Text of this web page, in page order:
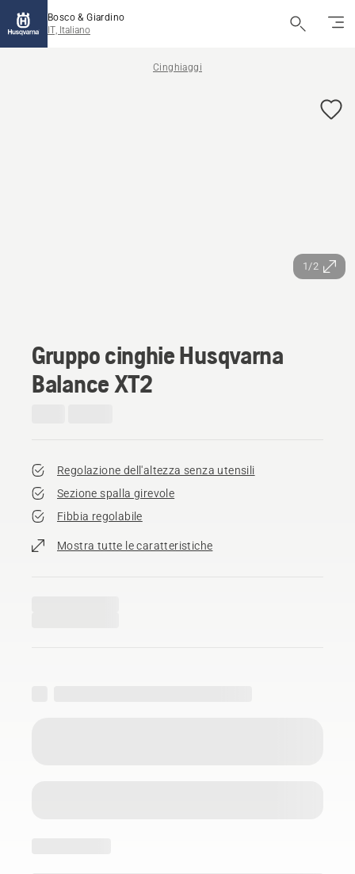
Bosco & Giardino
IT, Italiano
Cinghiaggi
1/2
Gruppo cinghie Husqvarna
Balance XT2
Regolazione dell'altezza senza utensili
Sezione spalla girevole
Fibbia regolabile
Mostra tutte le caratteristiche